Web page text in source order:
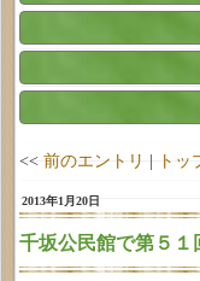
<< 前のエントリ | トッ
2013年1月20日
千坂公民館で第５１